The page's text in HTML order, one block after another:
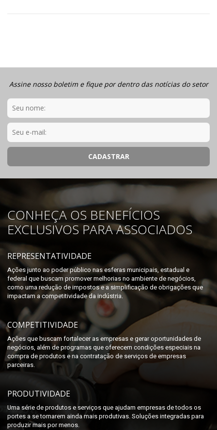
Assine nosso boletim e fique por dentro das notícias do setor
CONHEÇA OS BENEFÍCIOS
EXCLUSIVOS PARA ASSOCIADOS
REPRESENTATIVIDADE
Ações junto ao poder público nas esferas municipais, estadual e
federal que buscam promover melhorias no ambiente de negócios,
como uma redução de impostos e a simplificação de obrigações que
impactam a competitividade da indústria.
COMPETITIVIDADE
Ações que buscam fortalecer as empresas e gerar oportunidades de
negócios, além de programas que oferecem condições especiais na
compra de produtos e na contratação de serviços de empresas
parceiras.
PRODUTIVIDADE
Uma série de produtos e serviços que ajudam empresas de todos os
portes a se tornarem ainda mais produtivas. Soluções integradas para
produzir mais por menos.